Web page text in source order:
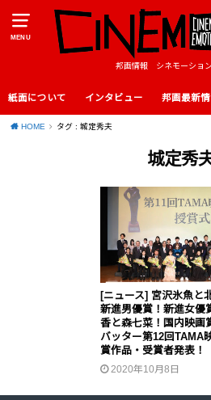
MENU
邦画情報 シネモーショ
紙面について インタビュー 邦画最新
HOME タグ : 城定秀夫
城定秀
[ニュース] 宮沢氷魚と
新進男優賞！新進女優
香と森七菜！国内映画
バッター第12回TAMA
賞作品・受賞者発表！
2020年10月8日